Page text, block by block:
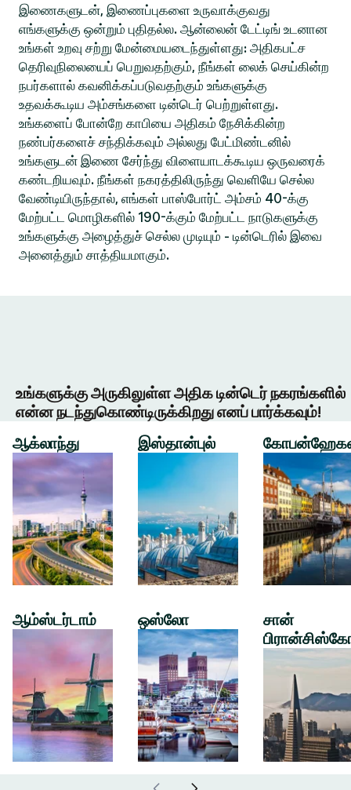
இணைகளுடன், இணைப்புகளை உருவாக்குவது
எங்களுக்கு ஒன்றும் புதிதல்ல. ஆன்லைன் டேட்டிங் உடனான
உங்கள் உறவு சற்று மேன்மையடைந்துள்ளது: அதிகபட்ச
தெரிவுநிலையைப் பெறுவதற்கும், நீங்கள் லைக் செய்கின்ற
நபர்களால் கவனிக்கப்படுவதற்கும் உங்களுக்கு
உதவக்கூடிய அம்சங்களை டின்டெர் பெற்றுள்ளது.
உங்களைப் போன்றே காபியை அதிகம் நேசிக்கின்ற
நண்பர்களைச் சந்திக்கவும் அல்லது பேட்மிண்டனில்
உங்களுடன் இணை சேர்ந்து விளையாடக்கூடிய ஒருவரைக்
கண்டறியவும். நீங்கள் நகரத்திலிருந்து வெளியே செல்ல
வேண்டியிருந்தால், எங்கள் பாஸ்போர்ட் அம்சம் 40-க்கு
மேற்பட்ட மொழிகளில் 190-க்கும் மேற்பட்ட நாடுகளுக்கு
உங்களுக்கு அழைத்துச் செல்ல முடியும் - டின்டெரில் இவை
அனைத்தும் சாத்தியமாகும்.
உங்களுக்கு அருகிலுள்ள அதிக டின்டெர் நகரங்களில்
என்ன நடந்துகொண்டிருக்கிறது எனப் பார்க்கவும்!
ஆக்லாந்து
ஆம்ஸ்டர்டாம்
இஸ்தான்புல்
ஒஸ்லோ
சான்